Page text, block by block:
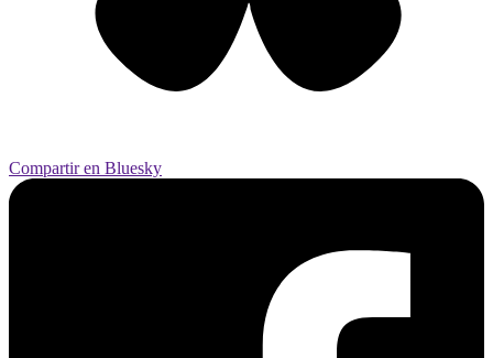
Compartir en Bluesky